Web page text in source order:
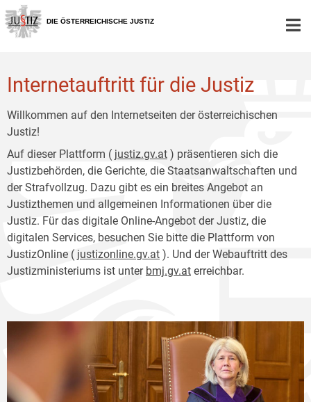
Zur
Hauptnavigation
[1]
Zum
Inhalt
[2]
DIE ÖSTERREICHISCHE JUSTIZ
Internetauftritt für die Justiz
Willkommen auf den Internetseiten der österreichischen
Justiz!
Auf dieser Plattform ( justiz.gv.at ) präsentieren sich die
Justizbehörden, die Gerichte, die Staatsanwaltschaften und
der Strafvollzug. Dazu gibt es ein breites Angebot an
Justizthemen und allgemeinen Informationen über die
Justiz. Für das digitale Online-Angebot der Justiz, die
digitalen Services, besuchen Sie bitte die Plattform von
JustizOnline ( justizonline.gv.at ). Und der Webauftritt des
Justizministeriums ist unter bmj.gv.at erreichbar.